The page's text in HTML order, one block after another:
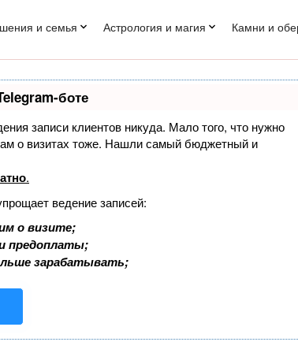
и семья Астрология и магия Камни и
боте
записи клиентов никуда. Мало того, что нужно
о визитах тоже. Нашли самый бюджетный и
.
ведение записей:
о визите;
предоплаты;
зарабатывать;